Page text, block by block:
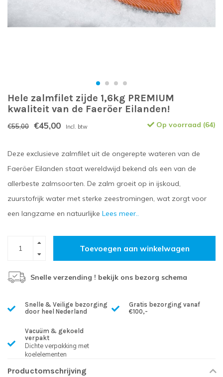
Hele zalmfilet zijde 1,6kg PREMIUM
kwaliteit van de Faeröer Eilanden!
€55,00 €45,00 Incl. btw Op voorraad (64)
Deze exclusieve zalmfilet uit de ongerepte wateren van de
Faeröer Eilanden staat wereldwijd bekend als een van de
allerbeste zalmsoorten. De zalm groeit op in ijskoud,
zuurstofrijk water met sterke zeestromingen, wat zorgt voor
een langzame en natuurlijke Lees meer..
Toevoegen aan winkelwagen
Snelle verzending ! bekijk ons bezorg schema
Snelle & Veilige bezorging
door heel Nederland
Gratis bezorging vanaf
€100,-
Vacuüm & gekoeld
verpakt
Dichte verpakking met
koelelementen
Productomschrijving